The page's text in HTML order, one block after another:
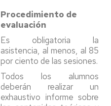
Procedimiento de
evaluación
Es obligatoria la
asistencia, al menos, al 85
por ciento de las sesiones.
Todos los alumnos
deberán realizar un
exhaustivo informe sobre